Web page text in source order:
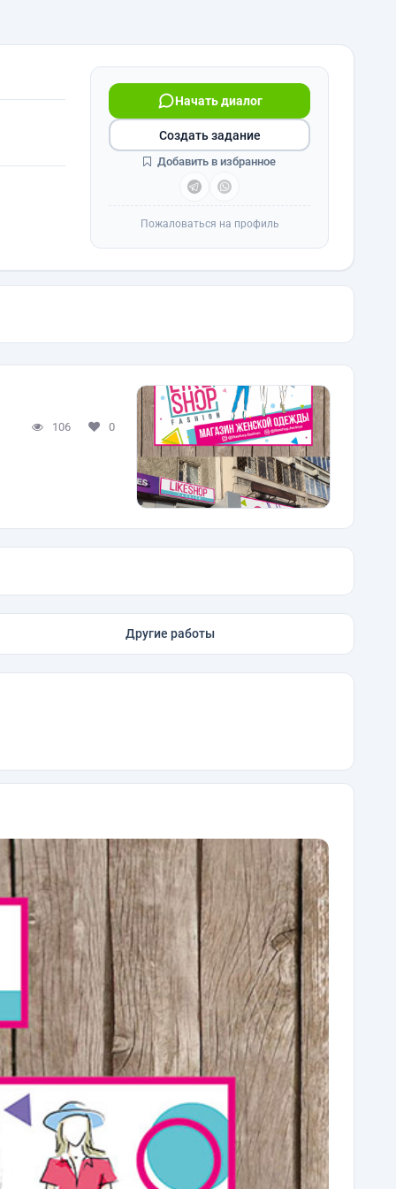
Начать диалог
Создать задание
Добавить в избранное
Пожаловаться на профиль
106 0
Другие работы